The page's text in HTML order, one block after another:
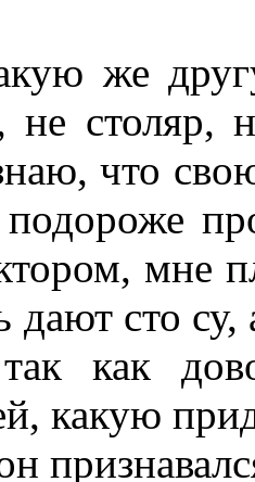
же
не столяр,
что
мне
дают сто
как
какую